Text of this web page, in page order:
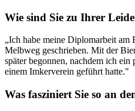
Wie sind Sie zu Ihrer
„Ich habe meine Diplomarbeit am
Melbweg geschrieben. Mit der
später begonnen, nachdem ich ein
einem Imkerverein geführt hatte."
Was fasziniert Sie so an